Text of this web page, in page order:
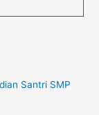
Santri SMP